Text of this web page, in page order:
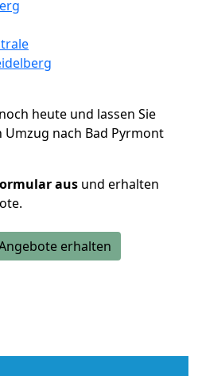
heute und lassen Sie
nach Bad Pyrmont
aus und erhalten
erhalten